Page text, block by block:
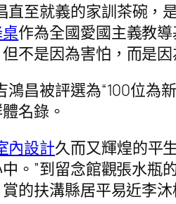
直至就義的家訓茶碗，
作為全國愛國主義教
不是因為害怕，而是
鴻昌被評選為“100位為
名錄。
內設計久而又輝煌的平
。”到留念館觀張水瓶
的扶溝縣居平易近李沐